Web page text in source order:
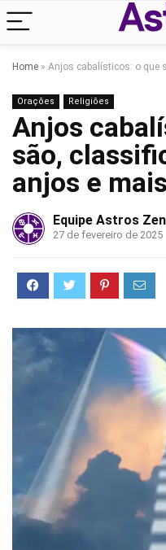
Home » Anjos cabalísticos: o que
Orações Religiões
Anjos
são,
anjos e
Equipe Astros Zen
27 de fevereiro de 2025